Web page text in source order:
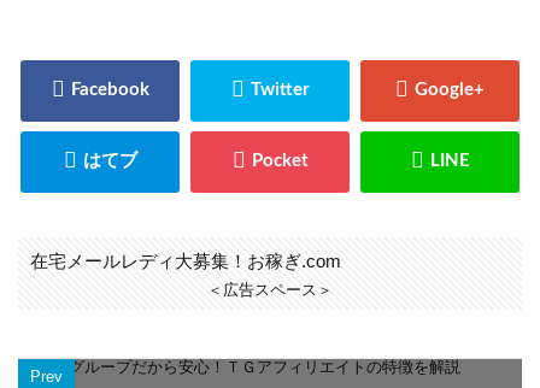
在宅メールレディ大募集！お稼ぎ.com
＜広告スペース＞
Prev